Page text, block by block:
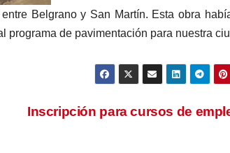
Belgrano y San Martín. Esta obra
programa de pavimentación para nuestra
Inscripción para cursos de